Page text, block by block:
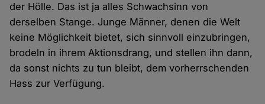
der Hölle. Das ist ja alles Schwachsinn von
derselben Stange. Junge Männer, denen die Welt
keine Möglichkeit bietet, sich sinnvoll einzubringen,
brodeln in ihrem Aktionsdrang, und stellen ihn dann,
da sonst nichts zu tun bleibt, dem vorherrschenden
Hass zur Verfügung.